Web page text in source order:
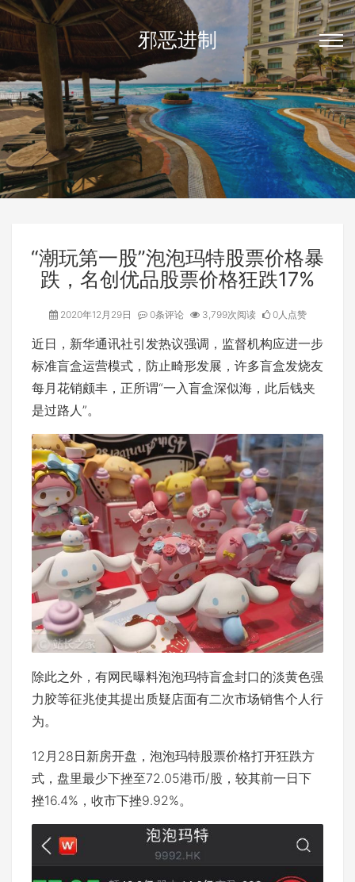
邪恶进制
“潮玩第一股”泡泡玛特股票价格暴
跌，名创优品股票价格狂跌17%
2020年12月29日 0条评论 3,799次阅读 0人点赞
近日，新华通讯社引发热议强调，监督机构应进一步
标准盲盒运营模式，防止畸形发展，许多盲盒发烧友
每月花销颇丰，正所谓“一入盲盒深似海，此后钱夹
是过路人”。
除此之外，有网民曝料泡泡玛特盲盒封口的淡黄色强
力胶等征兆使其提出质疑店面有二次市场销售个人行
为。
12月28日新房开盘，泡泡玛特股票价格打开狂跌方
式，盘里最少下挫至72.05港币/股，较其前一日下
挫16.4%，收市下挫9.92%。